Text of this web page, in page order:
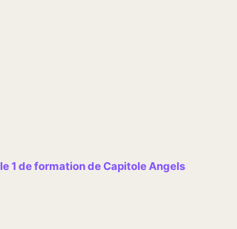
1 de formation de Capitole Angels